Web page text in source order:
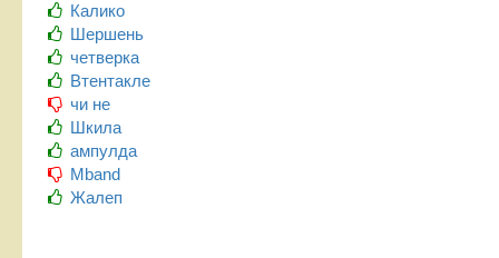
Калико
Шершень
четверка
Втентакле
чи не
Шкила
ампулда
Mband
Жалеп